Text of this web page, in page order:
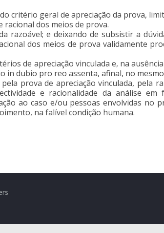
critério geral de apreciação da prova,
racional dos meios de prova.
razoável; e deixando de subsistir a
dos meios de prova validamente
de apreciação vinculada e, na
in dubio pro reo assenta, afinal, no
prova de apreciação vinculada, pela
e racionalidade da análise
ao caso e/ou pessoas envolvidas no
na falível condição humana.